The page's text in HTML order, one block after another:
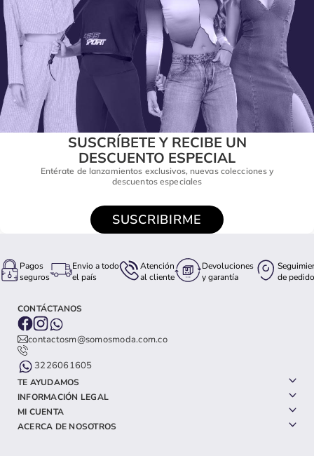
SUSCRÍBETE Y RECIBE UN
DESCUENTO ESPECIAL
Entérate de lanzamientos exclusivos, nuevas colecciones y
descuentos especiales
SUSCRIBIRME
Pagos
seguros
Envio a todo
el país
Atención
al cliente
Devoluciones
y garantía
de pedido
CONTÁCTANOS
contactosm@somosmoda.com.co
3226061605
TE AYUDAMOS
INFORMACIÓN LEGAL
MI CUENTA
ACERCA DE NOSOTROS